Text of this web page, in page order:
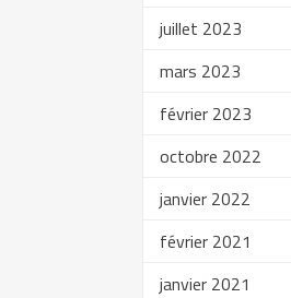
juillet 2023
mars 2023
février 2023
octobre 2022
janvier 2022
février 2021
janvier 2021